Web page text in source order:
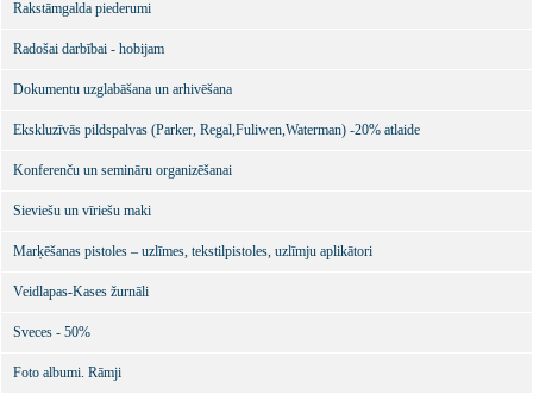
Rakstāmgalda piederumi
Radošai darbībai - hobijam
Dokumentu uzglabāšana un arhivēšana
Ekskluzīvās pildspalvas (Parker, Regal,Fuliwen,Waterman) -20% atlaide
Konferenču un semināru organizēšanai
Sieviešu un vīriešu maki
Marķēšanas pistoles – uzlīmes, tekstilpistoles, uzlīmju aplikātori
Veidlapas-Kases žurnāli
Sveces - 50%
Foto albumi. Rāmji